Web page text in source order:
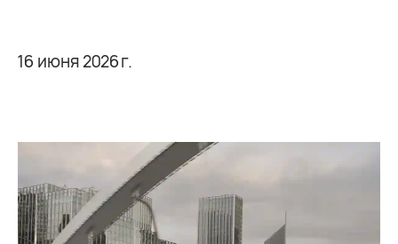
16 июня 2026 г.